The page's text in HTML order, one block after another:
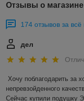
Отзывы о магазине
174 отзывов за
дел
Хочу поблагодарить за
непревзойденного
Сейчас купили подушку